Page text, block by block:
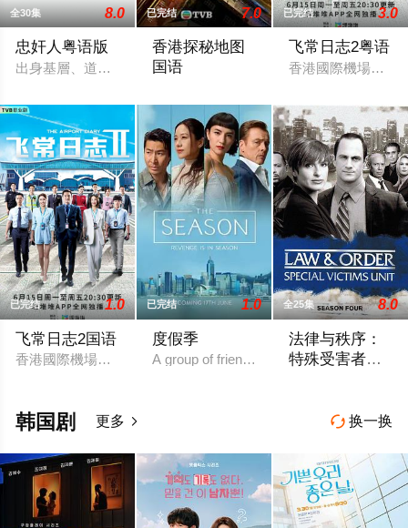
全30集 8.0
忠奸人粤语版
出身基層、道德意識薄弱的譚美貞（田蕊妮飾），為了袒護犯
已完结 7.0
香港探秘地图
国语
已完结 3.0
飞常日志2粤语
香港國際機場繁忙
已完结 1.0
飞常日志2国语
香港國際機場繁忙運轉，突遇全球系統故障而出現混亂，客運
已完结 1.0
度假季
A group of friends in Hong Kong's elite
全25集 8.0
法律与秩序：
特殊受害者第
 换一换
韩国剧 更多 